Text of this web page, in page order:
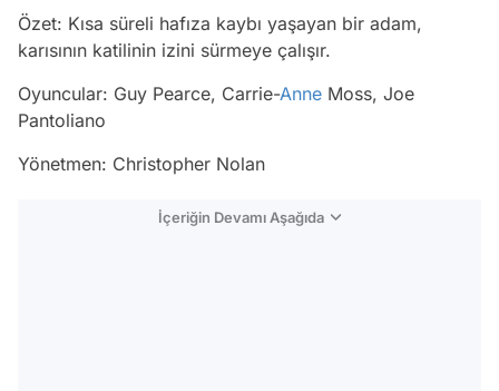
Özet: Kısa süreli hafıza kaybı yaşayan bir adam,
karısının katilinin izini sürmeye çalışır.
Oyuncular: Guy Pearce, Carrie-Anne Moss, Joe
Pantoliano
Yönetmen: Christopher Nolan
İçeriğin Devamı Aşağıda